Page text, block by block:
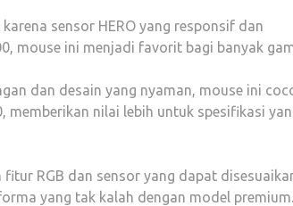
sensor HERO yang responsif dan
mouse ini menjadi favorit bagi banyak
dan desain yang nyaman, mouse ini
memberikan nilai lebih untuk spesifikasi
RGB dan sensor yang dapat
yang tak kalah dengan model premium.